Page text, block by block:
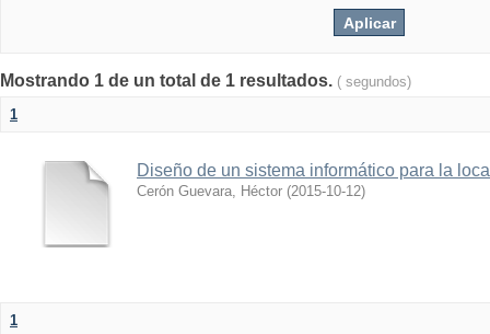
Mostrando 1 de un total de 1 resultados. ( segundos)
1
Diseño de un sistema informático para la
Cerón Guevara, Héctor (2015-10-12)
1